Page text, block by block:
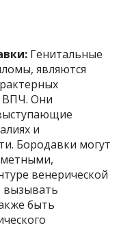
Генитальные
являются
ВПЧ. Они
и
Бородавки могут
венерической
вызывать
быть